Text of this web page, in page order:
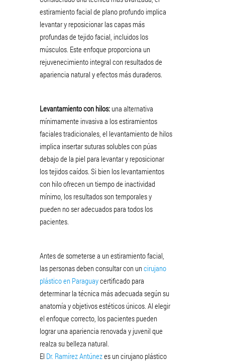
estiramiento facial de plano profundo implica
levantar y reposicionar las capas más
profundas de tejido facial, incluidos los
músculos. Este enfoque proporciona un
rejuvenecimiento integral con resultados de
apariencia natural y efectos más duraderos.
Levantamiento con hilos: una alternativa
mínimamente invasiva a los estiramientos
faciales tradicionales, el levantamiento de hilos
implica insertar suturas solubles con púas
debajo de la piel para levantar y reposicionar
los tejidos caídos. Si bien los levantamientos
con hilo ofrecen un tiempo de inactividad
mínimo, los resultados son temporales y
pueden no ser adecuados para todos los
pacientes.
Antes de someterse a un estiramiento facial,
las personas deben consultar con uncirujano
plástico en Paraguaycertificado para
determinar la técnica más adecuada según su
anatomía y objetivos estéticos únicos. Al elegir
el enfoque correcto, los pacientes pueden
lograr una apariencia renovada y juvenil que
realza su belleza natural.
El Dr. Ramírez Antúnezes un cirujano plástico